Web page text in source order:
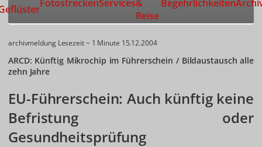
FotostreckenServices&
Reise
Begehrlichkeiten
archivmeldung Lesezeit ~ 1 Minute 15.12.2004
ARCD: Künftig Mikrochip im Führerschein / Bildaustausch alle
zehn Jahre
EU-Führerschein: Auch künftig keine
Befristung oder
Gesundheitsprüfung